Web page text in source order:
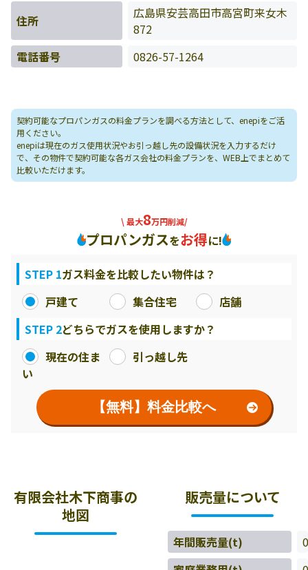
住所
広島県安芸高田市高宮町来女木
872
電話番号
0826-57-1264
契約可能なプロパンガスの料金プランを調べる方法として、enepiをご活
用ください。
enepiは現在のガス使用状況やお引っ越し先の設備状況を入力するだけ
で、その物件で契約可能な各ガス会社の料金プランを、WEB上でまとめて
比較いただけます。
\ 最大8万円削減/
プロパンガスをお得に!
STEP 1ガス料金を比較したい物件は？
戸建て
集合住宅
店舗
STEP 2どちらでガスを使用しますか？
現在の住ま
い
引っ越し先
【無料】料金比較へ
有限会社木下商事の
地図
販売量について
年間販売量(t)
0